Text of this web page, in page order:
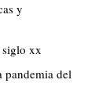
y
xx
pandemia del